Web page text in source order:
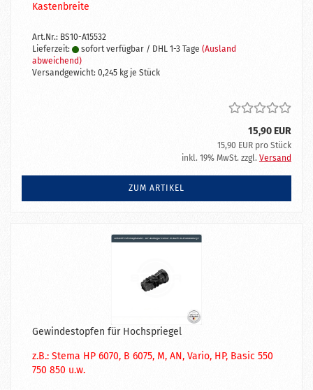
Kastenbreite
Art.Nr.: BS10-A15532
Lieferzeit:
sofort verfügbar / DHL 1-3 Tage (Ausland
abweichend)
Versandgewicht: 0,245 kg je Stück
15,90 EUR
15,90 EUR pro Stück
inkl. 19% MwSt. zzgl. Versand
ZUM ARTIKEL
Gewindestopfen für Hochspriegel
z.B.: Stema HP 6070, B 6075, M, AN, Vario, HP, Basic 550
750 850 u.w.